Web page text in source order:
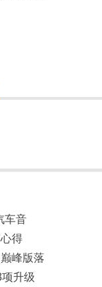
车音
得
峰版落
升级